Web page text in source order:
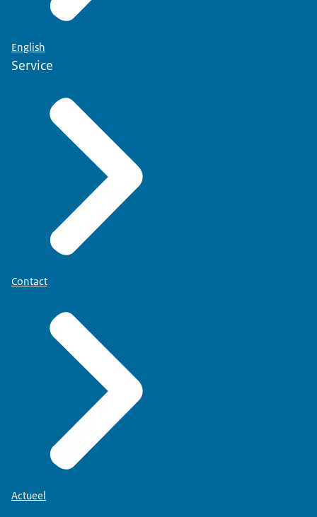
English
Service
Contact
Actueel